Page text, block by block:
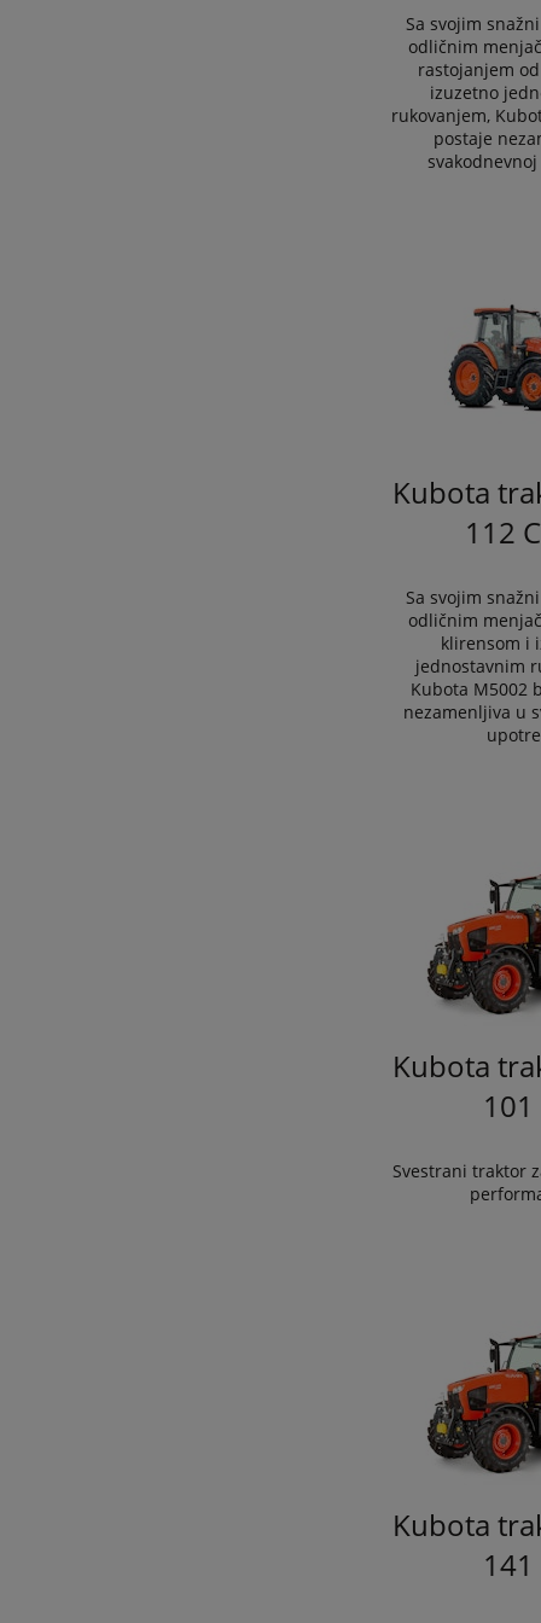
Sa svojim
odličnim
rastojanjem
izuzetno
rukovanjem,
postaje
Kubota
112
Sa svojim
odličnim
klirensom i
jednostavnim
Kubota M5002
nezamenljiva u
Kubota
101
Svestrani traktor
Kubota
141